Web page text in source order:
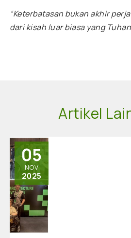
“Keterbatasan bukan akhir
dari kisah luar biasa yang
Artikel
05
NOV
2025